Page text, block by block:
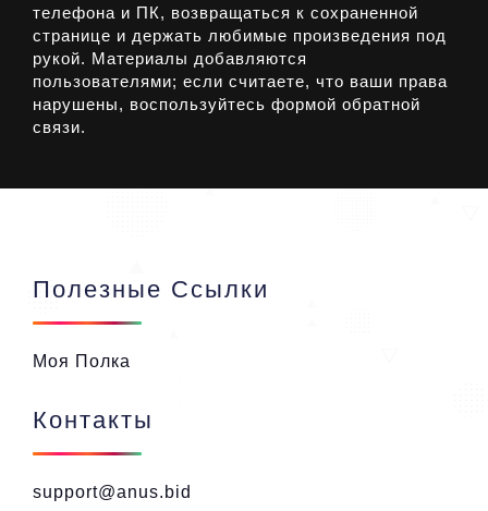
телефона и ПК, возвращаться к сохраненной
странице и держать любимые произведения под
рукой. Материалы добавляются
пользователями; если считаете, что ваши права
нарушены, воспользуйтесь формой обратной
связи.
Полезные Ссылки
Моя Полка
Контакты
support@anus.bid